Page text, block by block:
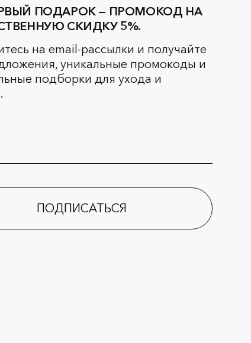
ПОДАРОК — ПРОМОКОД НА
СКИДКУ 5%.
на email-рассылки и получайте
уникальные промокоды и
подборки для ухода и
ПОДПИСАТЬСЯ